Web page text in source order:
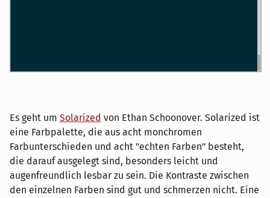
Es geht um Solarized von Ethan Schoonover. Solarized ist
eine Farbpalette, die aus acht monchromen
Farbunterschieden und acht "echten Farben" besteht,
die darauf ausgelegt sind, besonders leicht und
augenfreundlich lesbar zu sein. Die Kontraste zwischen
den einzelnen Farben sind gut und schmerzen nicht. Eine